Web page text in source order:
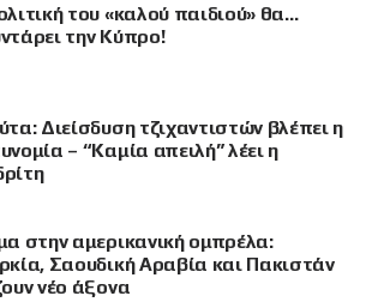
του «καλού παιδιού» θα…
την Κύπρο!
Διείσδυση τζιχαντιστών βλέπει η
– “Καμία απειλή” λέει η
στην αμερικανική ομπρέλα:
Σαουδική Αραβία και Πακιστάν
νέο άξονα